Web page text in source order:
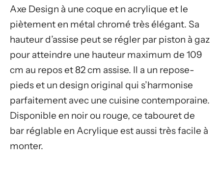
Axe Design à une coque en acrylique et le
piètement en métal chromé très élégant. Sa
hauteur d’assise peut se régler par piston à gaz
pour atteindre une hauteur maximum de 109
cm au repos et 82 cm assise. Il a un repose-
pieds et un design original qui s’harmonise
parfaitement avec une cuisine contemporaine.
Disponible en noir ou rouge, ce tabouret de
bar réglable en Acrylique est aussi très facile à
monter.